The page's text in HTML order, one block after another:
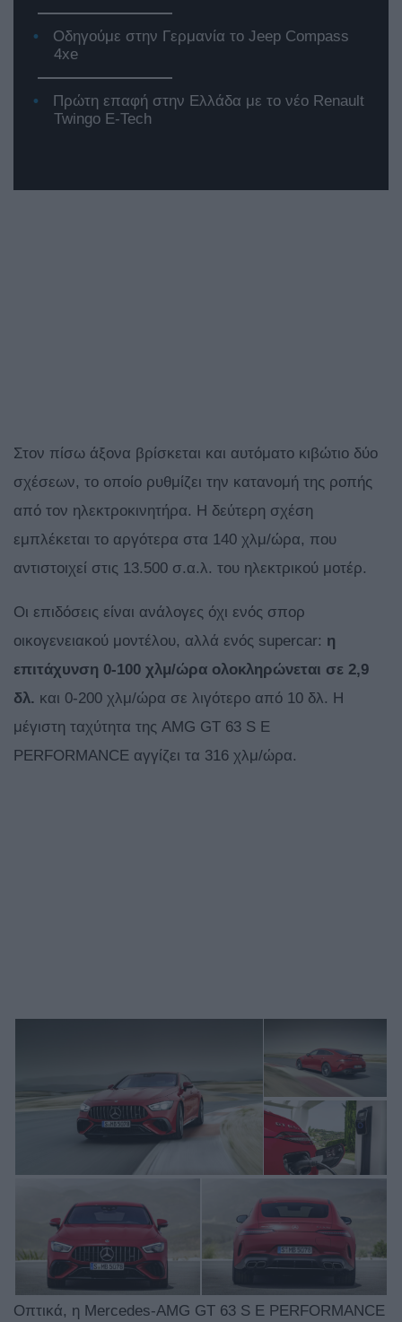
Οδηγούμε στην Γερμανία το Jeep Compass
4xe
Πρώτη επαφή στην Ελλάδα με το νέο Renault
Twingo E-Tech
Στον πίσω άξονα βρίσκεται και αυτόματο κιβώτιο δύο
σχέσεων, το οποίο ρυθμίζει την κατανομή της ροπής
από τον ηλεκτροκινητήρα. Η δεύτερη σχέση
εμπλέκεται το αργότερα στα 140 χλμ/ώρα, που
αντιστοιχεί στις 13.500 σ.α.λ. του ηλεκτρικού μοτέρ.
Οι επιδόσεις είναι ανάλογες όχι ενός σπορ
οικογενειακού μοντέλου, αλλά ενός supercar: η
επιτάχυνση 0-100 χλμ/ώρα ολοκληρώνεται σε 2,9
δλ. και 0-200 χλμ/ώρα σε λιγότερο από 10 δλ. Η
μέγιστη ταχύτητα της AMG GT 63 S E
PERFORMANCE αγγίζει τα 316 χλμ/ώρα.
Οπτικά, η Mercedes-AMG GT 63 S E PERFORMANCE